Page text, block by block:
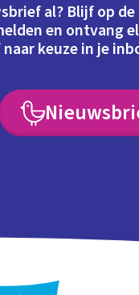
al? Blijf op de
en ontvang
keuze in je